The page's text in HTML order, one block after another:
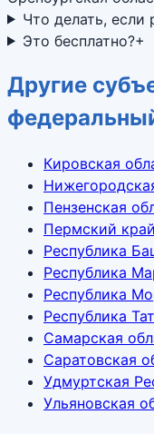
Что делать, если
Это бесплатно?+
Другие
Кировская
Пензенская
Пермский край
Республика
Республика
Республика
Республика
Самарская
Саратовская
Удмуртская
Ульяновская